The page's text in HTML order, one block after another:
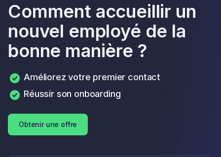
Comment accueillir un
nouvel employé de la
bonne manière ?
Améliorez votre premier contact
Réussir son onboarding
Obtenir une offre